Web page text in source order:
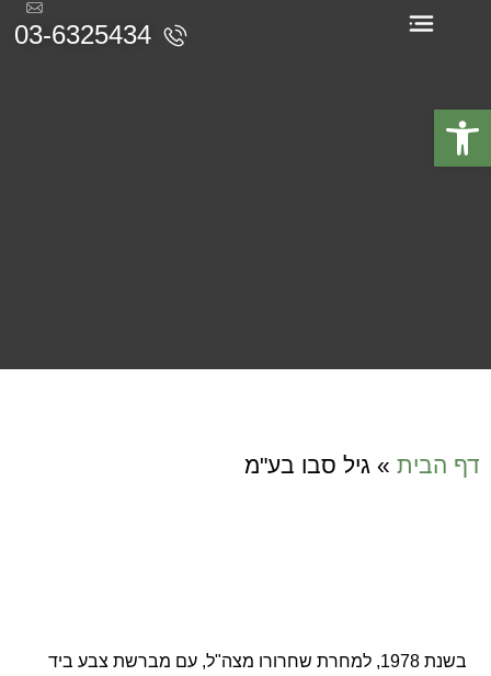
03-6325434
דף הבית » גיל סבו בע"מ
בשנת 1978, למחרת שחרורו מצה"ל, עם מברשת צבע ביד
פתח סרגל נגישות